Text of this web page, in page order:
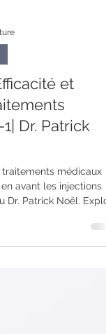
et
Dr. Patrick
traitements médicaux
Dr. Patrick Noël. Explo